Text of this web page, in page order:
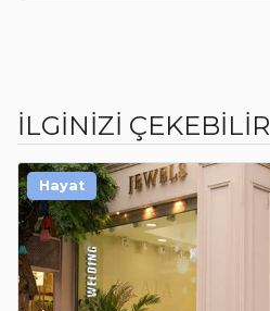
İLGİNİZİ ÇEKEBİLİR
Hayat